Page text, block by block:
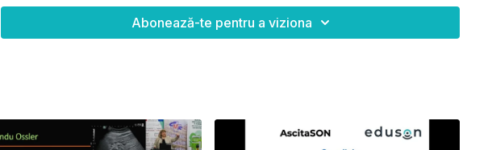
Abonează-te pentru a viziona